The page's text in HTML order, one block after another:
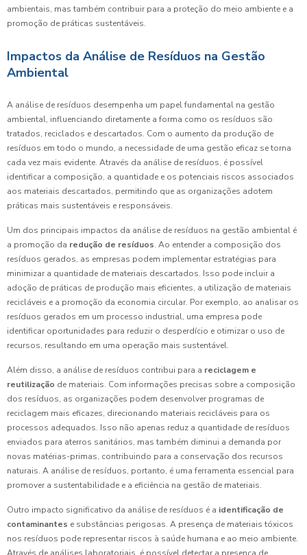
ambientais, mas também contribuir para a proteção do meio ambiente e a
promoção de práticas sustentáveis.
Impactos da Análise de Resíduos na Gestão
Ambiental
A análise de resíduos desempenha um papel fundamental na gestão
ambiental, influenciando diretamente a forma como os resíduos são
tratados, reciclados e descartados. Com o aumento da produção de
resíduos em todo o mundo, a necessidade de uma gestão eficaz se torna
cada vez mais evidente. Através da análise de resíduos, é possível
identificar a composição, a quantidade e os potenciais riscos associados
aos materiais descartados, permitindo que as organizações adotem
práticas mais sustentáveis e responsáveis.
Um dos principais impactos da análise de resíduos na gestão ambiental é
a promoção da redução de resíduos. Ao entender a composição dos
resíduos gerados, as empresas podem implementar estratégias para
minimizar a quantidade de materiais descartados. Isso pode incluir a
adoção de práticas de produção mais eficientes, a utilização de materiais
recicláveis e a promoção da economia circular. Por exemplo, ao analisar os
resíduos gerados em um processo industrial, uma empresa pode
identificar oportunidades para reduzir o desperdício e otimizar o uso de
recursos, resultando em uma operação mais sustentável.
Além disso, a análise de resíduos contribui para a reciclagem e
reutilização de materiais. Com informações precisas sobre a composição
dos resíduos, as organizações podem desenvolver programas de
reciclagem mais eficazes, direcionando materiais recicláveis para os
processos adequados. Isso não apenas reduz a quantidade de resíduos
enviados para aterros sanitários, mas também diminui a demanda por
novas matérias-primas, contribuindo para a conservação dos recursos
naturais. A análise de resíduos, portanto, é uma ferramenta essencial para
promover a sustentabilidade e a eficiência na gestão de materiais.
Outro impacto significativo da análise de resíduos é a identificação de
contaminantes e substâncias perigosas. A presença de materiais tóxicos
nos resíduos pode representar riscos à saúde humana e ao meio ambiente.